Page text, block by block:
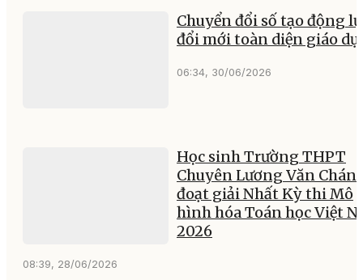
Chuyển đổi số tạo động
đổi mới toàn diện giáo
06:34, 30/06/2026
Học sinh Trường THPT
Chuyên Lương Văn
đoạt giải Nhất Kỳ thi Mô
hình hóa Toán học Việt
2026
08:39, 28/06/2026